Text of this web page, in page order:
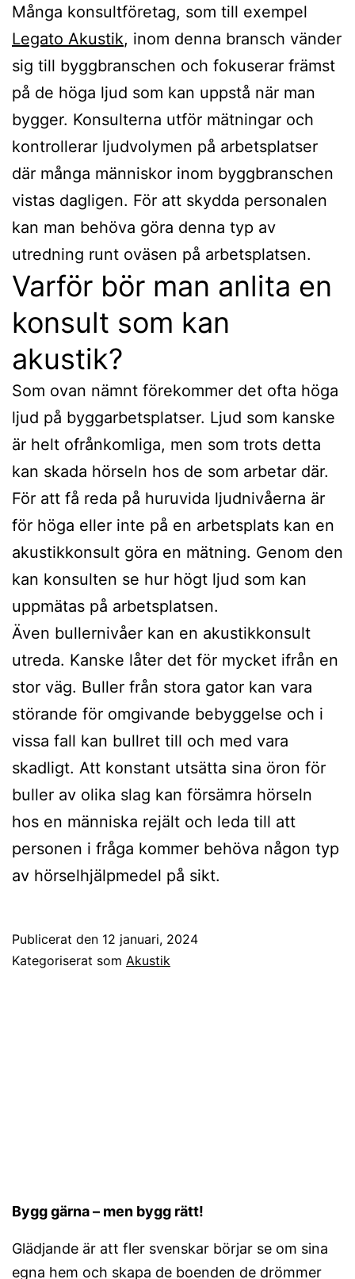
Många konsultföretag, som till exempel
Legato Akustik, inom denna bransch vänder
sig till byggbranschen och fokuserar främst
på de höga ljud som kan uppstå när man
bygger. Konsulterna utför mätningar och
kontrollerar ljudvolymen på arbetsplatser
där många människor inom byggbranschen
vistas dagligen. För att skydda personalen
kan man behöva göra denna typ av
utredning runt oväsen på arbetsplatsen.
Varför bör man anlita en
konsult som kan
akustik?
Som ovan nämnt förekommer det ofta höga
ljud på byggarbetsplatser. Ljud som kanske
är helt ofrånkomliga, men som trots detta
kan skada hörseln hos de som arbetar där.
För att få reda på huruvida ljudnivåerna är
för höga eller inte på en arbetsplats kan en
akustikkonsult göra en mätning. Genom den
kan konsulten se hur högt ljud som kan
uppmätas på arbetsplatsen.
Även bullernivåer kan en akustikkonsult
utreda. Kanske låter det för mycket ifrån en
stor väg. Buller från stora gator kan vara
störande för omgivande bebyggelse och i
vissa fall kan bullret till och med vara
skadligt. Att konstant utsätta sina öron för
buller av olika slag kan försämra hörseln
hos en människa rejält och leda till att
personen i fråga kommer behöva någon typ
av hörselhjälpmedel på sikt.
Publicerat den 12 januari, 2024
Kategoriserat som Akustik
Bygg gärna – men bygg rätt!
Glädjande är att fler svenskar börjar se om sina
egna hem och skapa de boenden de drömmer